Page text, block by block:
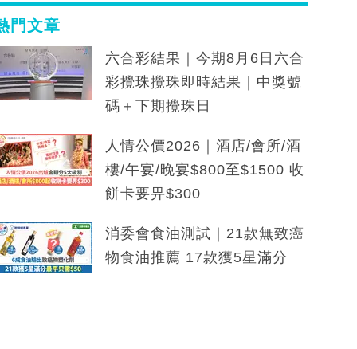
門文章
六合彩結果｜今期8月6日六合
彩攪珠攪珠即時結果｜中獎號
碼＋下期攪珠日
人情公價2026｜酒店/會所/酒
樓/午宴/晚宴$800至$1500 收
餅卡要畀$300
消委會食油測試｜21款無致癌
物食油推薦 17款獲5星滿分